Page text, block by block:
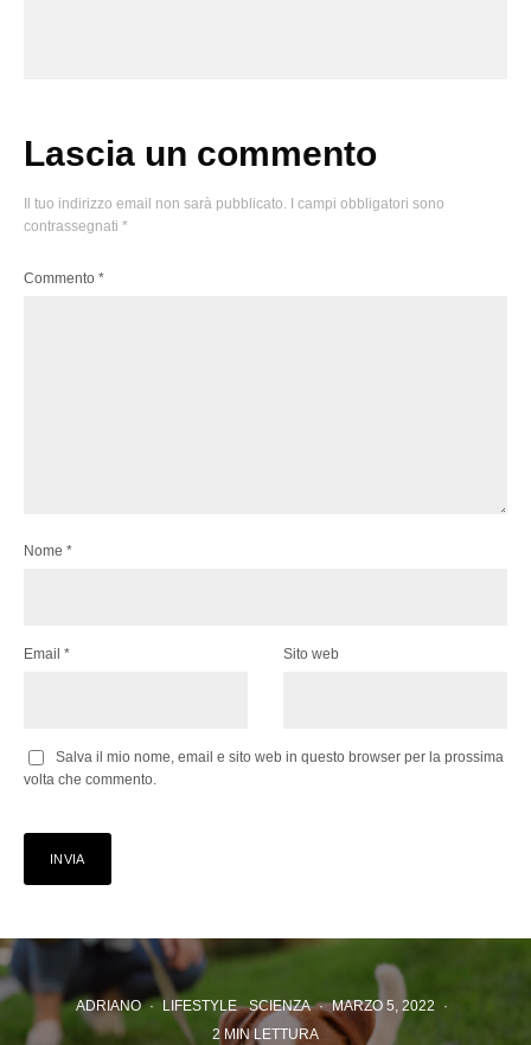
Lascia un commento
Il tuo indirizzo email non sarà pubblicato.
I campi obbligatori sono
contrassegnati *
Commento *
Nome *
Email * Sito web
Salva il mio nome, email e sito web in questo browser per la prossima
volta che commento.
ADRIANO · LIFESTYLE SCIENZA · MARZO 5, 2022
·
2 MIN LETTURA